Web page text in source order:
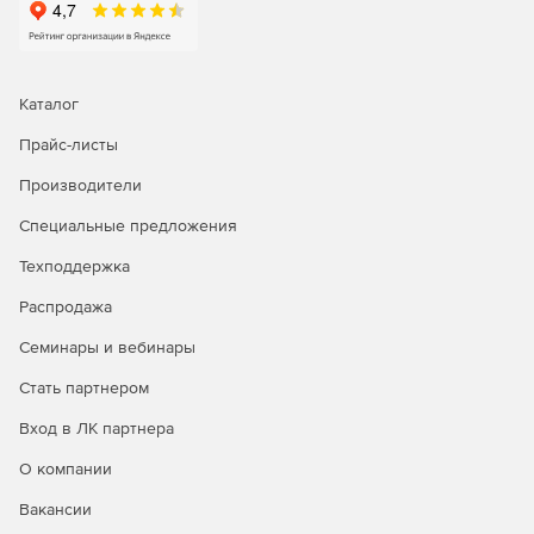
Анализ отчетов об исторических трендах для
эффективного планирования мощностей.
неполадок в работе сети.
неполадок на первом и втором уровнях сети:
Проверка связи по протоколу ICMP: доступность —
устройства, поэтому инструмент для проверки связи
позволяет определить, доступно ли устройство, а
маршрута позволяет узнать, является ли причиной
недоступности устройства ошибка в пути к нему, а
прервана. Трассировка маршрута от OpManager до
прыжков до отслеживаемого устройства, а также
Каталог
Прайс-листы
Производители
Специальные предложения
Техподдержка
Распродажа
Семинары и вебинары
Стать партнером
Вход в ЛК партнера
О компании
Вакансии